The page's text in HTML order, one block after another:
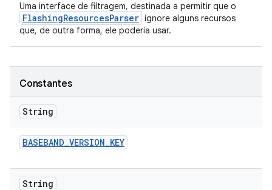
Uma interface de filtragem, destinada a permitir que o
FlashingResourcesParser ignore alguns recursos
que, de outra forma, ele poderia usar.
Constantes
String
BASEBAND_VERSION_KEY
String